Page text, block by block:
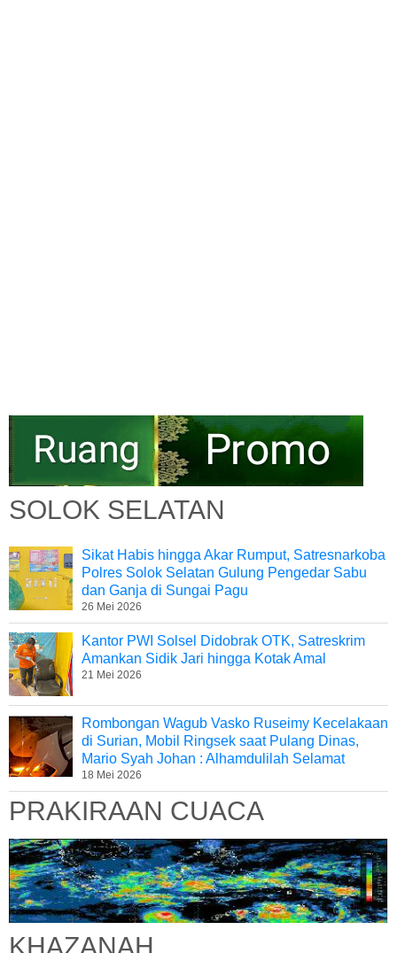
SOLOK SELATAN
Sikat Habis hingga Akar Rumput, Satresnarkoba
Polres Solok Selatan Gulung Pengedar Sabu
dan Ganja di Sungai Pagu
26 Mei 2026
Kantor PWI Solsel Didobrak OTK, Satreskrim
Amankan Sidik Jari hingga Kotak Amal
21 Mei 2026
Rombongan Wagub Vasko Ruseimy Kecelakaan
di Surian, Mobil Ringsek saat Pulang Dinas,
Mario Syah Johan : Alhamdulilah Selamat
18 Mei 2026
PRAKIRAAN CUACA
KHAZANAH